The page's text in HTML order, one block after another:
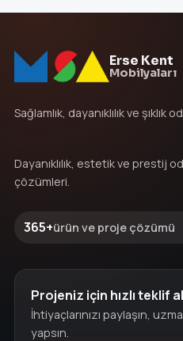
Erse Kent
Mobilyaları
Sağlamlık, dayanıklılık ve şıklık
Dayanıklılık, estetik ve prestij
çözümleri.
365+ürün ve proje çözümü
Projeniz için hızlı teklif
İhtiyaçlarınızı paylaşın,
yapsın.